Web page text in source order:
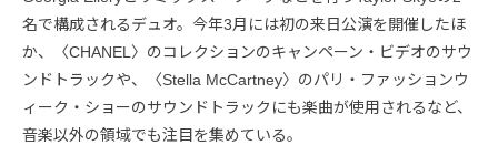
名で構成されるデュオ。今年3月には初の来日公演を開催したほ
か、〈CHANEL〉のコレクションのキャンペーン・ビデオのサウ
ンドトラックや、〈Stella McCartney〉のパリ・ファッションウ
ィーク・ショーのサウンドトラックにも楽曲が使用されるなど、
音楽以外の領域でも注目を集めている。